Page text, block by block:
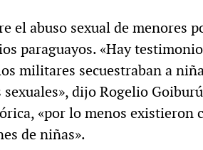
el abuso sexual de menores
paraguayos. «Hay
militares secuestraban a
dijo Rogelio
«por lo menos existieron
de niñas».